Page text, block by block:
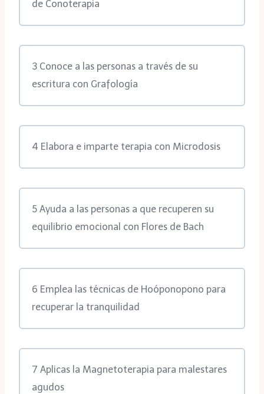
de Conoterapia
3 Conoce a las personas a través de su
escritura con Grafología
4 Elabora e imparte terapia con Microdosis
5 Ayuda a las personas a que recuperen su
equilibrio emocional con Flores de Bach
6 Emplea las técnicas de Hoóponopono para
recuperar la tranquilidad
7 Aplicas la Magnetoterapia para malestares
agudos